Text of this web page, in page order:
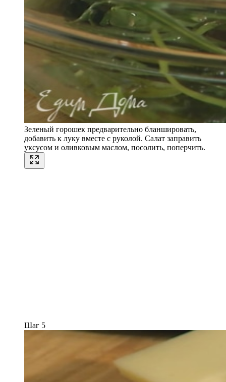
Зеленый горошек предварительно бланшировать,
добавить к луку вместе с руколой. Салат заправить
уксусом и оливковым маслом, посолить, поперчить.
Шаг 5